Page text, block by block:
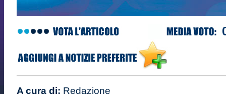
A cura di: Redazione